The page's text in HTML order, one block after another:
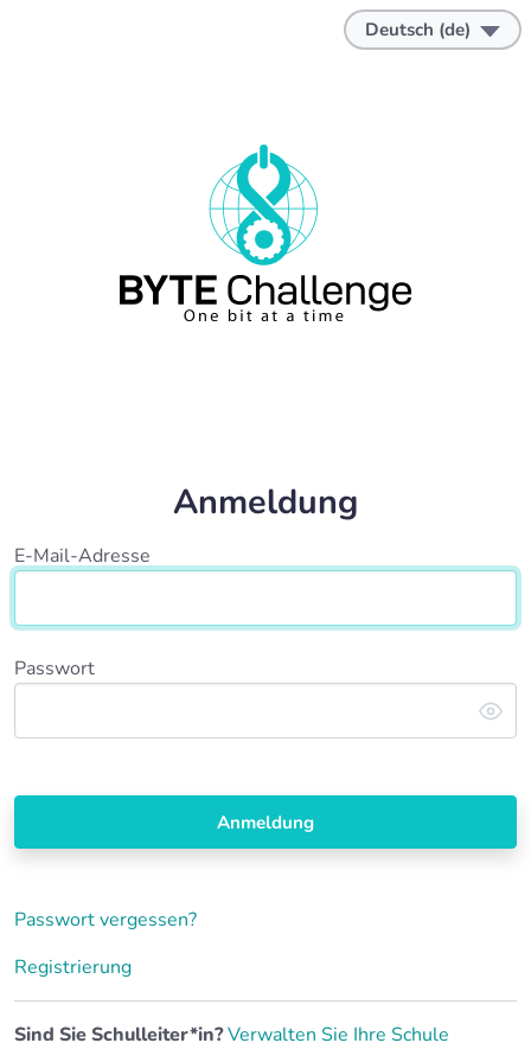
Deutsch (de)
Anmeldung
E-Mail-Adresse
Passwort
Anmeldung
Passwort vergessen?
Registrierung
Sind Sie Schulleiter*in?Verwalten Sie Ihre Schule